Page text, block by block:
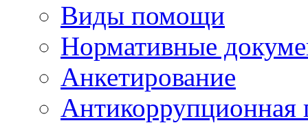
Виды помощи
Нормативные
Анкетирование
Антикоррупционная